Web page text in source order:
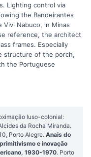
Lighting control via
the Bandeirantes
Vivi Nabuco, in Minas
reference, the architect
frames. Especially
structure of the porch,
the Portuguese
luso-colonial:
da Rocha Miranda.
Porto Alegre. Anais do
e inovação
1930-1970. Porto